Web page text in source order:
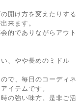
開け方を変えたりする
来ます。
的でありながらアウト
、やや長めのミドル
で、毎日のコーディネ
イテムです。
の強い味方。是非ご活